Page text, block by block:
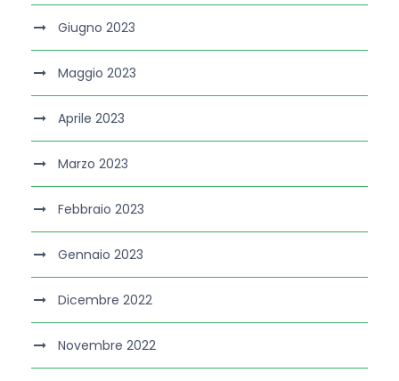
Giugno 2023
Maggio 2023
Aprile 2023
Marzo 2023
Febbraio 2023
Gennaio 2023
Dicembre 2022
Novembre 2022